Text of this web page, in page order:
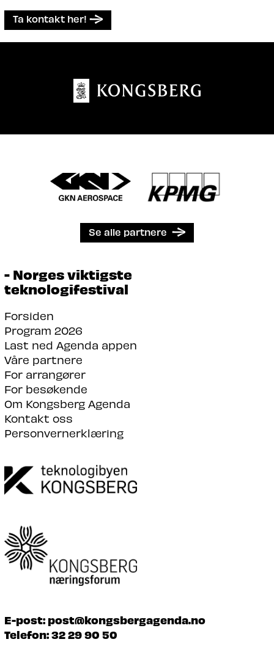
Ta kontakt her!
Se alle partnere
- Norges viktigste
teknologifestival
Forsiden
Program 2026
Last ned Agenda appen
Våre partnere
For arrangører
For besøkende
Om Kongsberg Agenda
Kontakt oss
Personvernerklæring
E-post: post@kongsbergagenda.no
Telefon:32 29 90 50